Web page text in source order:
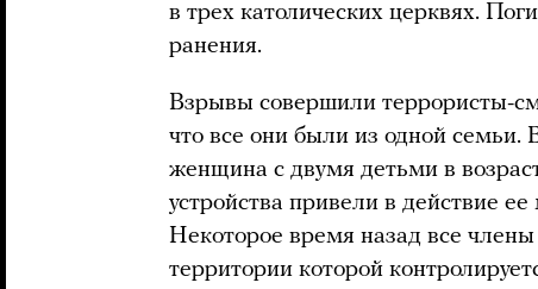
в трех католических церквях.
ранения.
Взрывы совершили террористы-
что все они были из одной семьи.
женщина с двумя детьми в
устройства привели в действие
Некоторое время назад все
территории которой